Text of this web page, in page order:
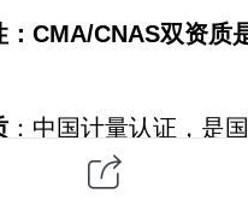
：CMA/CNAS双资质
：中国计量认证，是
据《中华人民共和国计